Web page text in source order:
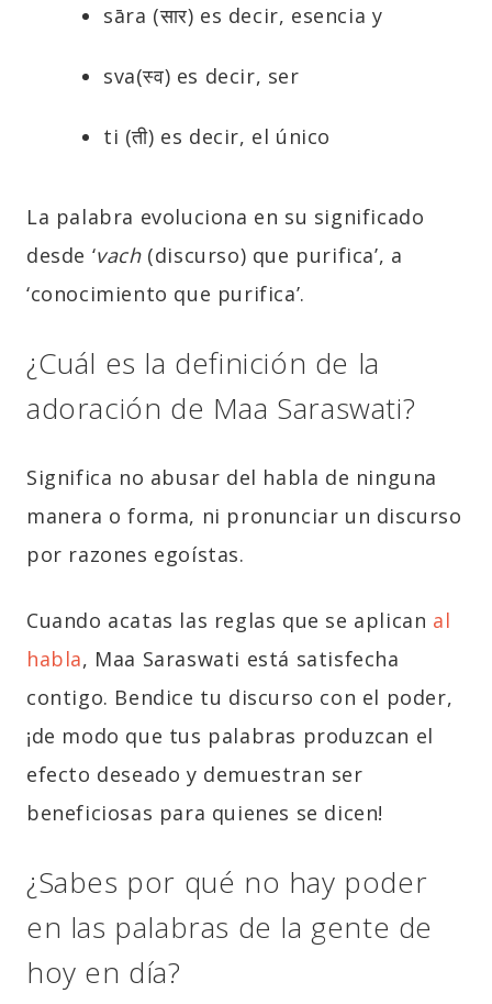
sāra (सार) es decir, esencia y
sva(स्व) es decir, ser
ti (ती) es decir, el único
La palabra evoluciona en su significado
desde ‘vach(discurso) que purifica’, a
‘conocimiento que purifica’.
¿Cuál es la definición de la
adoración de Maa Saraswati?
Significa no abusar del habla de ninguna
manera o forma, ni pronunciar un discurso
por razones egoístas.
Cuando acatas las reglas que se aplican al
habla, Maa Saraswati está satisfecha
contigo. Bendice tu discurso con el poder,
¡de modo que tus palabras produzcan el
efecto deseado y demuestran ser
beneficiosas para quienes se dicen!
¿Sabes por qué no hay poder
en las palabras de la gente de
hoy en día?